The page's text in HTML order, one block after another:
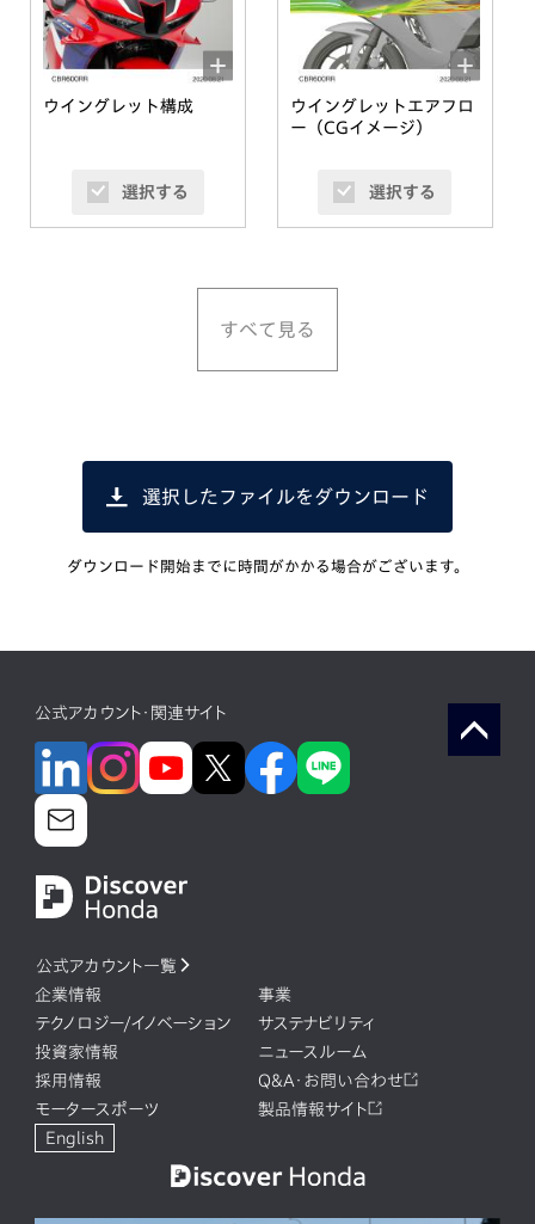
ウイングレット構成
選択する
ウイングレットエアフロ
ー（CGイメージ）
選択する
すべて見る
選択したファイルをダウンロード
ダウンロード開始までに時間がかかる場合がございます。
公式アカウント・関連サイト
公式アカウント一覧
企業情報
事業
テクノロジー/イノベーション
サステナビリティ
投資家情報
ニュースルーム
採用情報
Q&A・お問い合わせ
モータースポーツ
製品情報サイト
English